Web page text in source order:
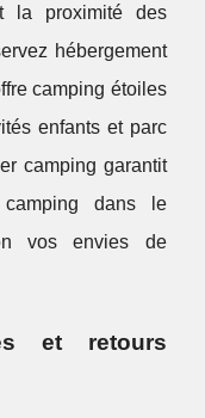
la proximité des
hébergement
camping étoiles
enfants et parc
camping garantit
dans le
vos envies de
et retours